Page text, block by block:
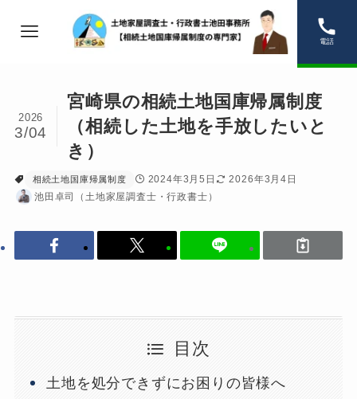
電話
宮崎県の相続土地国庫帰属制度
（相続した土地を手放したいと
き）
2026
3/04
相続土地国庫帰属制度 2024年3月5日
2026年3月4日
池田卓司（土地家屋調査士・行政書士）
目次
土地を処分できずにお困りの皆様へ